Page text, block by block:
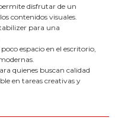
disfrutar de un
contenidos visuales.
para una
espacio en el escritorio,
quienes buscan calidad
en tareas creativas y